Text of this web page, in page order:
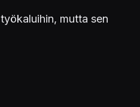
työkaluihin, mutta sen